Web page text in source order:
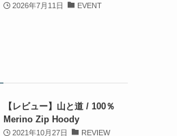
2026年7月11日 EVENT
【レビュー】山と道 / 100％
Merino Zip Hoody
2021年10月27日 REVIEW